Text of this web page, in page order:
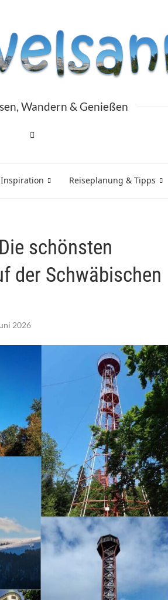
Wandern & Genießen
Inspiration Reiseplanung & Tipps
schönsten
der Schwäbischen
2026